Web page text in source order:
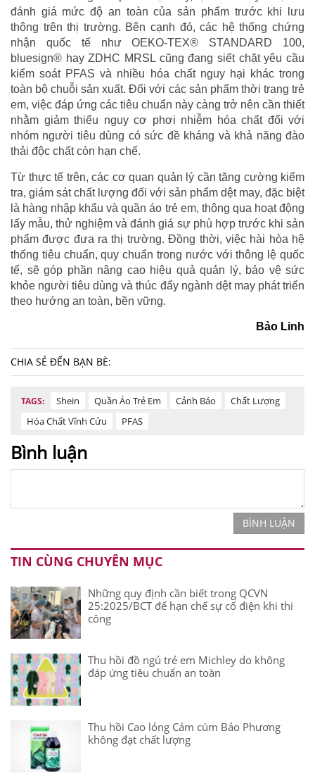
đánh giá mức độ an toàn của sản phẩm trước khi lưu
thông trên thị trường. Bên cạnh đó, các hệ thống chứng
nhận quốc tế như OEKO-TEX® STANDARD 100,
bluesign® hay ZDHC MRSL cũng đang siết chặt yêu cầu
kiểm soát PFAS và nhiều hóa chất nguy hại khác trong
toàn bộ chuỗi sản xuất. Đối với các sản phẩm thời trang trẻ
em, việc đáp ứng các tiêu chuẩn này càng trở nên cần thiết
nhằm giảm thiểu nguy cơ phơi nhiễm hóa chất đối với
nhóm người tiêu dùng có sức đề kháng và khả năng đào
thải độc chất còn hạn chế.
Từ thực tế trên, các cơ quan quản lý cần tăng cường kiểm
tra, giám sát chất lượng đối với sản phẩm dệt may, đặc biệt
là hàng nhập khẩu và quần áo trẻ em, thông qua hoạt động
lấy mẫu, thử nghiệm và đánh giá sự phù hợp trước khi sản
phẩm được đưa ra thị trường. Đồng thời, việc hài hòa hệ
thống tiêu chuẩn, quy chuẩn trong nước với thông lệ quốc
tế, sẽ góp phần nâng cao hiệu quả quản lý, bảo vệ sức
khỏe người tiêu dùng và thúc đẩy ngành dệt may phát triển
theo hướng an toàn, bền vững.
Bảo Linh
CHIA SẺ ĐẾN BẠN BÈ:
TAGS: Shein Quần Áo Trẻ Em Cảnh Báo
Chất Lượng
Hóa Chất Vĩnh Cửu
PFAS
Bình luận
BÌNH LUẬN
TIN CÙNG CHUYÊN MỤC
Những quy định cần biết trong QCVN
25:2025/BCT để hạn chế sự cố điện khi thi
công
Thu hồi đồ ngủ trẻ em Michley do không
đáp ứng tiêu chuẩn an toàn
Thu hồi Cao lỏng Cảm cúm Bảo Phương
không đạt chất lượng